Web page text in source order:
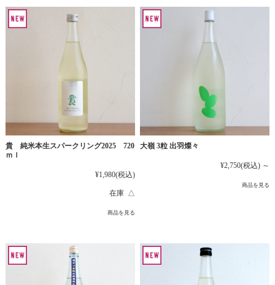
貴 純米本生スパークリング2025 720
ｍｌ
¥1,980(税込)
在庫 △
商品を見る
大嶺 3粒 出羽燦々
¥2,750(税込) ～
商品を見る